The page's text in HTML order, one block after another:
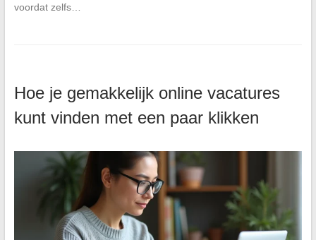
voordat zelfs…
Hoe je gemakkelijk online vacatures
kunt vinden met een paar klikken